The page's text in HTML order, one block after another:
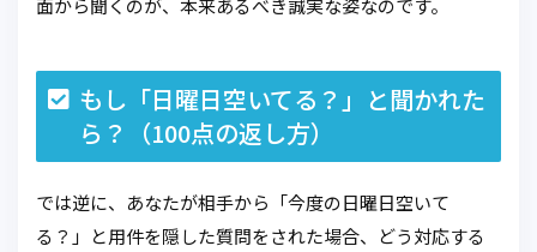
面から聞くのが、本来あるべき誠実な姿なのです。
もし「日曜日空いてる？」と聞かれた
ら？（100点の返し方）
では逆に、あなたが相手から「今度の日曜日空いて
る？」と用件を隠した質問をされた場合、どう対応する